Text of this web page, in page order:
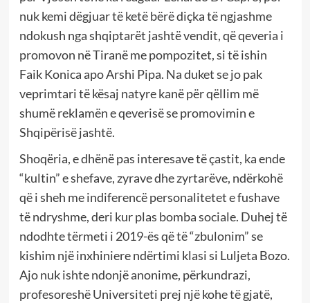
nuk kemi dëgjuar të ketë bërë diçka të ngjashme
ndokush nga shqiptarët jashtë vendit, që qeveria i
promovon në Tiranë me pompozitet, si të ishin
Faik Konica apo Arshi Pipa. Na duket se jo pak
veprimtari të kësaj natyre kanë për qëllim më
shumë reklamën e qeverisë se promovimin e
Shqipërisë jashtë.
Shoqëria, e dhënë pas interesave të çastit, ka ende
“kultin” e shefave, zyrave dhe zyrtarëve, ndërkohë
që i sheh me indiferencë personalitetet e fushave
të ndryshme, deri kur plas bomba sociale. Duhej të
ndodhte tërmeti i 2019-ës që të “zbulonim” se
kishim një inxhiniere ndërtimi klasi si Luljeta Bozo.
Ajo nuk ishte ndonjë anonime, përkundrazi,
profesoreshë Universiteti prej një kohe të gjatë,